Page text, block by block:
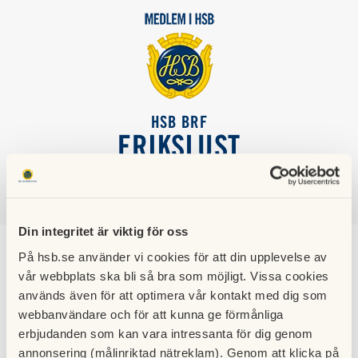
Din integritet är viktig för oss
På hsb.se använder vi cookies för att din upplevelse av
vår webbplats ska bli så bra som möjligt. Vissa cookies
används även för att optimera vår kontakt med dig som
webbanvändare och för att kunna ge förmånliga
erbjudanden som kan vara intressanta för dig genom
annonsering (målinriktad nätreklam). Genom att klicka på
HSB BRF
ERIKSLUST
Skådebanans program
våren 2023
Här kommer en liten uppdatering vad som är på gång inom